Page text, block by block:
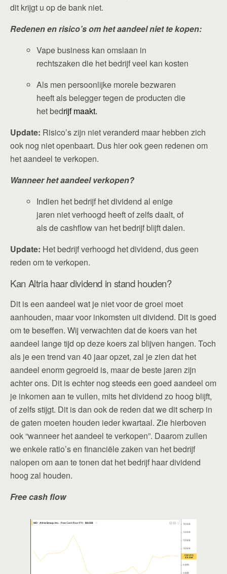
dit krijgt u op de bank niet.
Redenen en risico’s om het aandeel niet te kopen:
Vape business kan omslaan in
rechtszaken die het bedrijf veel kan kosten
Als men persoonlijke morele bezwaren
heeft als belegger tegen de producten die
het bedrijf maakt.
Update: Risico’s zijn niet veranderd maar hebben zich
ook nog niet openbaart. Dus hier ook geen redenen om
het aandeel te verkopen.
Wanneer het aandeel verkopen?
Indien het bedrijf het dividend al enige
jaren niet verhoogd heeft of zelfs daalt, of
als de cashflow van het bedrijf blijft dalen.
Update: Het bedrijf verhoogd het dividend, dus geen
reden om te verkopen.
Kan Altria haar dividend in stand houden?
Dit is een aandeel wat je niet voor de groei moet
aanhouden, maar voor inkomsten uit dividend. Dit is goed
om te beseffen. Wij verwachten dat de koers van het
aandeel lange tijd op deze koers zal blijven hangen. Toch
als je een trend van 40 jaar opzet, zal je zien dat het
aandeel enorm gegroeid is, maar de beste jaren zijn
achter ons. Dit is echter nog steeds een goed aandeel om
je inkomen aan te vullen, mits het dividend zo hoog blijft,
of zelfs stijgt. Dit is dan ook de reden dat we dit scherp in
de gaten moeten houden ieder kwartaal. Zie hierboven
ook “wanneer het aandeel te verkopen”. Daarom zullen
we enkele ratio’s en financiële zaken van het bedrijf
nalopen om aan te tonen dat het bedrijf haar dividend
hoog zal houden.
Free cash flow